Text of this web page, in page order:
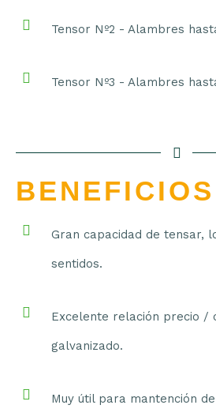
Tensor Nº2 - Alambres
Tensor Nº3 - Alambres
BENEFICIOS
Gran capacidad de tensar,
sentidos.
Excelente relación precio /
galvanizado.
Muy útil para mantención